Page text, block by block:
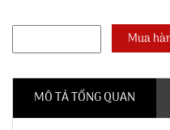
MÔ TẢ TỔNG QUAN